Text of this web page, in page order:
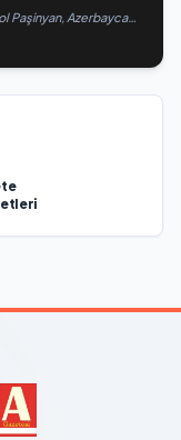
Paşinyan, Azerbaycan